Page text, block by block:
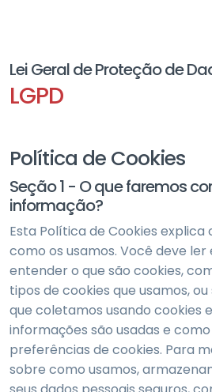
Lei Geral de Proteção de
LGPD
Política de Cookies
Seção 1 - O que faremos
informação?
Esta Política de Cookies explica
como os usamos. Você deve
entender o que são cookies,
tipos de cookies que usamos,
que coletamos usando cookies
informações são usadas e
preferências de cookies. Para
sobre como usamos,